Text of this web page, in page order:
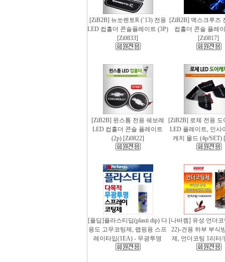
[ZiB2B] 뉴쏘렌토R (`13) 전용
LED 컵홀더 콘솔플레이트 (3P)
[Zi0833]
[ZiB2B] 맥스크루즈
컵홀더 콘솔 플레
[Zi0817]
[ZiB2B] 윈스톰 전용 쉐보레
LED 컵홀더 콘솔 플레이트
(2p) [Zi0822]
[ZiB2B] 로체 전용 도
LED 플레이트, 인사
캐치 몰드 (4p/SET)
[플딥]플라스티딥(plasti dip) 다
용도 고무코팅제, 랩핑용 스프
레이타입(1EA) - 무광투명
[나바켐] 유성 언더
22)-건용 하부 부식
제, 언더코팅 1리터/